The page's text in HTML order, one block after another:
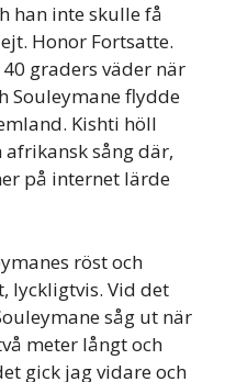
han inte skulle få
Honor Fortsatte.
graders väder när
Souleymane flydde
Kishti höll
sång där,
på internet lärde
röst och
lyckligtvis. Vid det
såg ut när
meter långt och
gick jag vidare och